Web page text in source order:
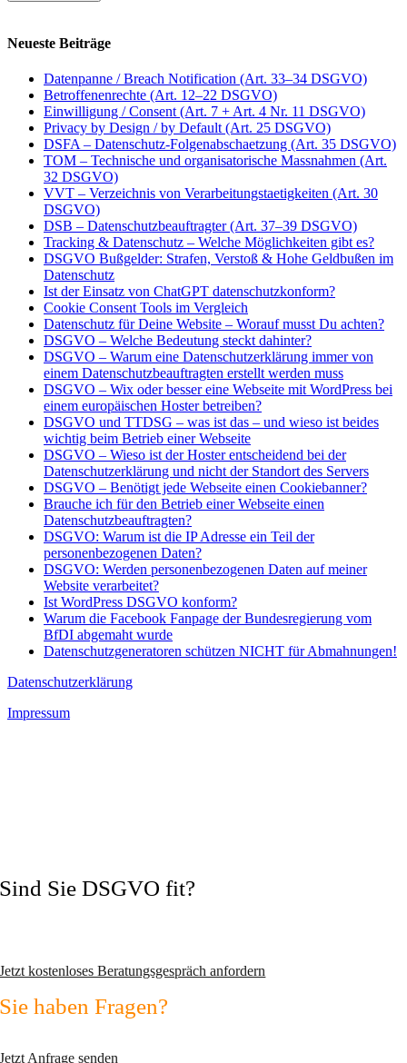
Neueste Beiträge
Datenpanne / Breach Notification (Art. 33–34 DSGVO)
Betroffenenrechte (Art. 12–22 DSGVO)
Einwilligung / Consent (Art. 7 + Art. 4 Nr. 11 DSGVO)
Privacy by Design / by Default (Art. 25 DSGVO)
DSFA – Datenschutz-Folgenabschaetzung (Art. 35 DSGVO)
TOM – Technische und organisatorische Massnahmen (Art.
32 DSGVO)
VVT – Verzeichnis von Verarbeitungstaetigkeiten (Art. 30
DSGVO)
DSB – Datenschutzbeauftragter (Art. 37–39 DSGVO)
Tracking & Datenschutz – Welche Möglichkeiten gibt es?
DSGVO Bußgelder: Strafen, Verstoß & Hohe Geldbußen im
Datenschutz
Ist der Einsatz von ChatGPT datenschutzkonform?
Cookie Consent Tools im Vergleich
Datenschutz für Deine Website – Worauf musst Du achten?
DSGVO – Welche Bedeutung steckt dahinter?
DSGVO – Warum eine Datenschutzerklärung immer von
einem Datenschutzbeauftragten erstellt werden muss
DSGVO – Wix oder besser eine Webseite mit WordPress bei
einem europäischen Hoster betreiben?
DSGVO und TTDSG – was ist das – und wieso ist beides
wichtig beim Betrieb einer Webseite
DSGVO – Wieso ist der Hoster entscheidend bei der
Datenschutzerklärung und nicht der Standort des Servers
DSGVO – Benötigt jede Webseite einen Cookiebanner?
Brauche ich für den Betrieb einer Webseite einen
Datenschutzbeauftragten?
DSGVO: Warum ist die IP Adresse ein Teil der
personenbezogenen Daten?
DSGVO: Werden personenbezogenen Daten auf meiner
Website verarbeitet?
Ist WordPress DSGVO konform?
Warum die Facebook Fanpage der Bundesregierung vom
BfDI abgemaht wurde
Datenschutzgeneratoren schützen NICHT für Abmahnungen!
Datenschutzerklärung
Impressum
Sind Sie DSGVO fit?
Jetzt kostenloses Beratungsgespräch anfordern
Sie haben Fragen?
Jetzt Anfrage senden